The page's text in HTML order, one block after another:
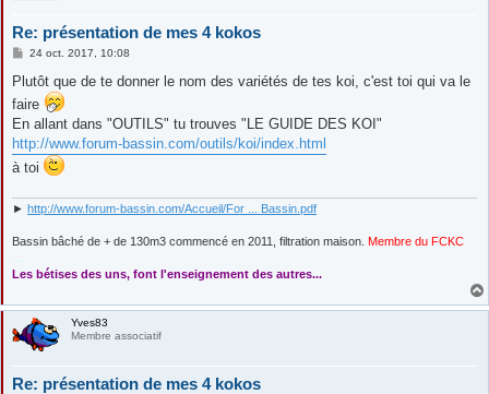
Re: présentation de mes 4 kokos
M
s
a
e
24 oct. 2017, 10:08
Plutôt que de te donner le nom des variétés de tes koi, c'est toi qui va le
faire
En allant dans "OUTILS" tu trouves "LE GUIDE DES KOI"
http://www.forum-bassin.com/outils/koi/index.html
à toi
► http://www.forum-bassin.com/Accueil/For ... Bassin.pdf
Bassin bâché de + de 130m3 commencé en 2011, filtration maison. Membre du FCKC
Les bétises des uns, font l'enseignement des autres...
Yves83
Membre associatif
Re: présentation de mes 4 kokos